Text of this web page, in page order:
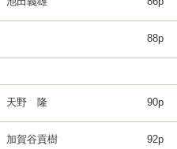
88p
天野 隆 90p
加賀谷貢樹 92p